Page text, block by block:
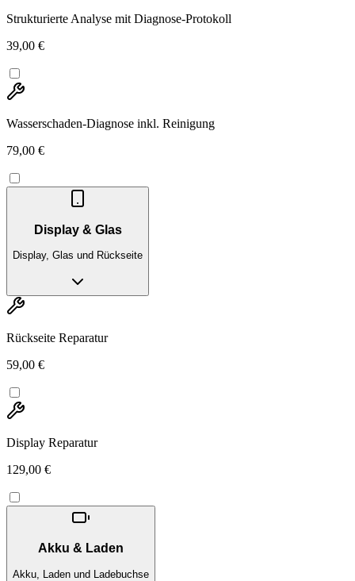
Strukturierte Analyse mit Diagnose-Protokoll
39,00 €
Wasserschaden-Diagnose inkl. Reinigung
79,00 €
Display & Glas
Display, Glas und Rückseite
Rückseite Reparatur
59,00 €
Display Reparatur
129,00 €
Akku & Laden
Akku, Laden und Ladebuchse